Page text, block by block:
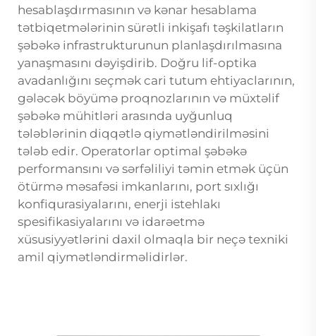
hesablaşdırmasının və kənar hesablama
tətbiqetmələrinin sürətli inkişafı təşkilatların
şəbəkə infrastrukturunun planlaşdırılmasına
yanaşmasını dəyişdirib. Doğru lif-optika
avadanlığını seçmək cari tutum ehtiyaclarının,
gələcək böyümə proqnozlarının və müxtəlif
şəbəkə mühitləri arasında uyğunluq
tələblərinin diqqətlə qiymətləndirilməsini
tələb edir. Operatorlar optimal şəbəkə
performansını və sərfəliliyi təmin etmək üçün
ötürmə məsafəsi imkanlarını, port sıxlığı
konfiqurasiyalarını, enerji istehlakı
spesifikasiyalarını və idarəetmə
xüsusiyyətlərini daxil olmaqla bir neçə texniki
amil qiymətləndirməlidirlər.